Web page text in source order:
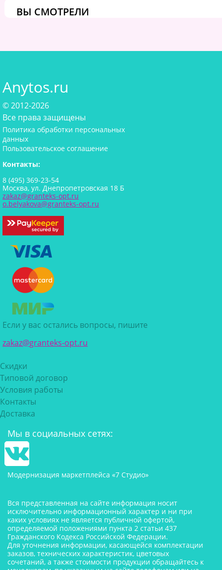
ВЫ СМОТРЕЛИ
Anytos.ru
© 2012-2026
Все права защищены
Политика обработки персональных
данных
Пользовательское соглашение
Контакты:
8 (495) 369-23-54
Москва, ул. Днепропетровская 18 Б
zakaz@granteks-opt.ru
o.belyakova@granteks-opt.ru
Если у вас остались вопросы, пишите
zakaz@granteks-opt.ru
Скидки
Типовой договор
Условия работы
Контакты
Доставка
Мы в социальных сетях:
Модернизация маркетплейса «7 Студио»
Вся представленная на сайте информация носит
исключительно информационный характер и ни при
каких условиях не является публичной офертой,
определяемой положениями пункта 2 статьи 437
Гражданского Кодекса Российской Федерации.
Для уточнения информации, касающейся комплектации
заказов, технических характеристик, цветовых
сочетаний, а также стоимости продукции обращайтесь к